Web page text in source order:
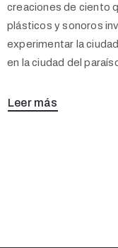
creaciones de ciento
plásticos y sonoros
experimentar la
en la ciudad del
Leer más